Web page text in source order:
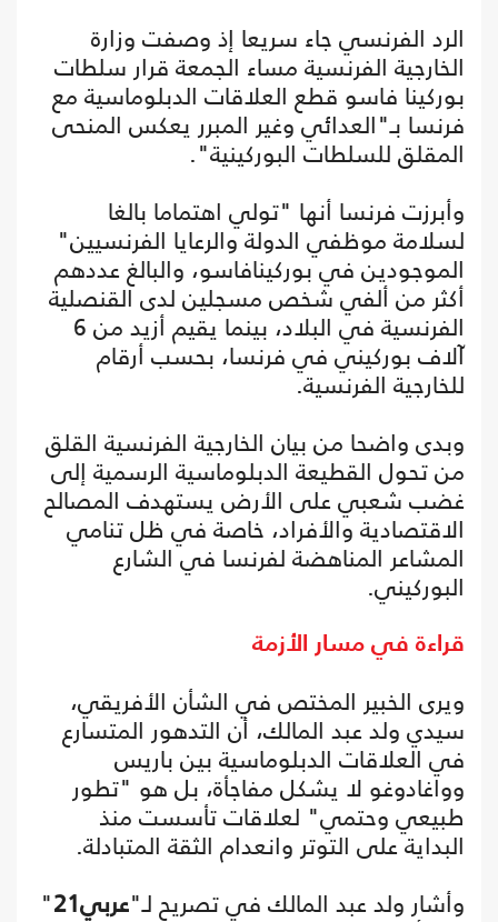
الرد الفرنسي جاء سريعا إذ وصفت وزارة
الخارجية الفرنسية مساء الجمعة قرار سلطات
بوركينا فاسو قطع العلاقات الدبلوماسية مع
فرنسا بـ"العدائي وغير المبرر يعكس المنحى
المقلق للسلطات البوركينية".
وأبرزت فرنسا أنها "تولي اهتماما بالغا
لسلامة موظفي الدولة والرعايا الفرنسيين"
الموجودين في بوركينافاسو، والبالغ عددهم
أكثر من ألفي شخص مسجلين لدى القنصلية
الفرنسية في البلاد، بينما يقيم أزيد من 6
آلاف بوركيني في فرنسا، بحسب أرقام
للخارجية الفرنسية.
وبدى واضحا من بيان الخارجية الفرنسية القلق
من تحول القطيعة الدبلوماسية الرسمية إلى
غضب شعبي على الأرض يستهدف المصالح
الاقتصادية والأفراد، خاصة في ظل تنامي
المشاعر المناهضة لفرنسا في الشارع
البوركيني.
قراءة في مسار الأزمة
ويرى الخبير المختص في الشأن الأفريقي،
سيدي ولد عبد المالك، أن التدهور المتسارع
في العلاقات الدبلوماسية بين باريس
وواغادوغو لا يشكل مفاجأة، بل هو "تطور
طبيعي وحتمي" لعلاقات تأسست منذ
البداية على التوتر وانعدام الثقة المتبادلة.
وأشار ولد عبد المالك في تصريح لـ"عربي21 "